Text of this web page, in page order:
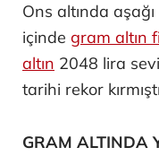
Ons altında
içinde gram altın
altın 2048 lira
tarihi rekor
GRAM ALTINDA